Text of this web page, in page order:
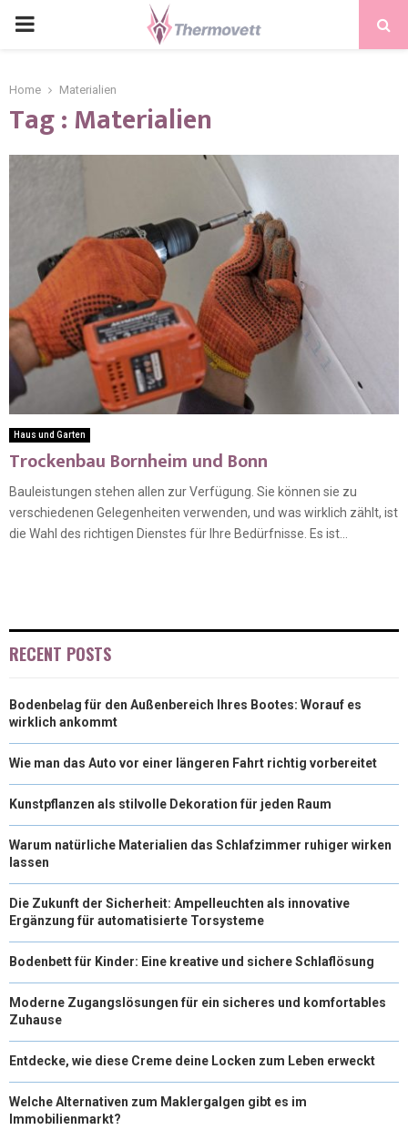
PRIMARY
Home Materialien
Tag : Materialien
Haus und Garten
Trockenbau Bornheim und Bonn
Bauleistungen stehen allen zur Verfügung. Sie können sie zu
verschiedenen Gelegenheiten verwenden, und was wirklich zählt, ist
die Wahl des richtigen Dienstes für Ihre Bedürfnisse. Es ist...
RECENT POSTS
Bodenbelag für den Außenbereich Ihres Bootes: Worauf es
wirklich ankommt
Wie man das Auto vor einer längeren Fahrt richtig vorbereitet
Kunstpflanzen als stilvolle Dekoration für jeden Raum
Warum natürliche Materialien das Schlafzimmer ruhiger wirken
lassen
Die Zukunft der Sicherheit: Ampelleuchten als innovative
Ergänzung für automatisierte Torsysteme
Bodenbett für Kinder: Eine kreative und sichere Schlaflösung
Moderne Zugangslösungen für ein sicheres und komfortables
Zuhause
Entdecke, wie diese Creme deine Locken zum Leben erweckt
Welche Alternativen zum Maklergalgen gibt es im
Immobilienmarkt?